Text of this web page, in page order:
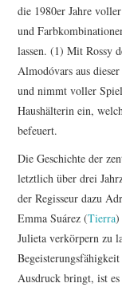
die 1980er Jahre
und
lassen. (1) Mit Rossy
Almo­dóvars aus
und nimmt voller
Haus­häl­terin ein,
befeuert.
Die Geschichte der
letztlich über drei
der Regisseur dazu
Emma Suárez (Tierra)
Julieta verkör­pern zu
Ausdruck bringt, ist